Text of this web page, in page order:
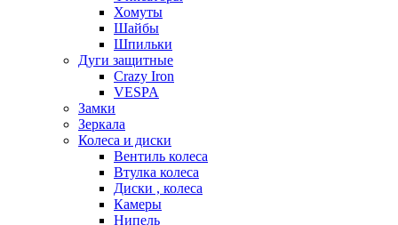
Хомуты
Шайбы
Шпильки
Дуги защитные
Crazy Iron
VESPA
Замки
Зеркала
Колеса и диски
Вентиль колеса
Втулка колеса
Диски , колеса
Камеры
Нипель